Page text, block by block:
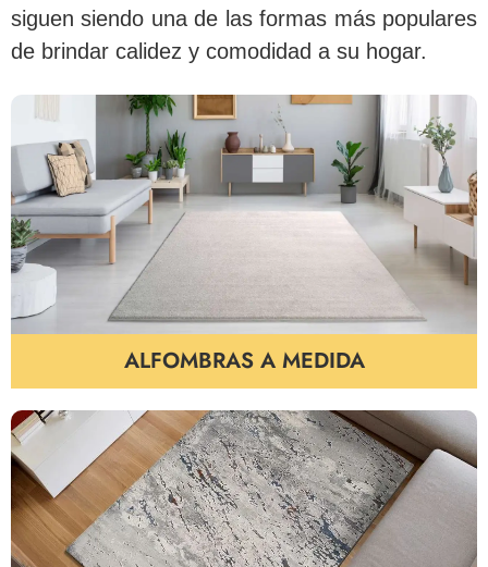
siguen siendo una de las formas más populares
de brindar calidez y comodidad a su hogar.
ALFOMBRAS A MEDIDA